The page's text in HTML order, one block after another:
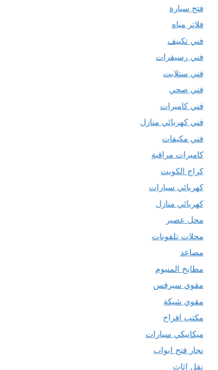
فتح سيارة
فلاتر مياه
فني تكييف
فني رسيفرات
فني ستلايت
فني صحي
فني كاميرات
فني كهربائي منازل
فني مكيفات
كاميرات مراقبة
كراج الكويت
كهربائي سيارات
كهربائي منازل
محل عصير
محلات تلفونات
مصاعد
مطابخ المنيوم
مقوي سيرفس
مقوي شبكة
مكتب افراح
ميكانيكي سيارات
نجار فتح ابواب
نقل اثاث